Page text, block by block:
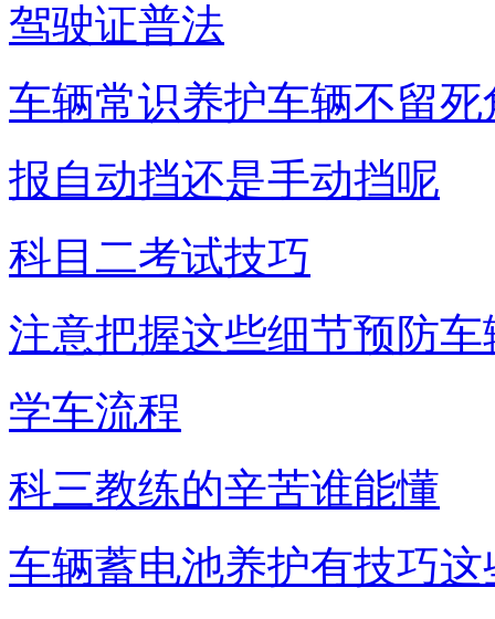
驾驶证普法
车辆常识养护车辆不留死
报自动挡还是手动挡呢
科目二考试技巧
注意把握这些细节预防车
学车流程
科三教练的辛苦谁能懂
车辆蓄电池养护有技巧这